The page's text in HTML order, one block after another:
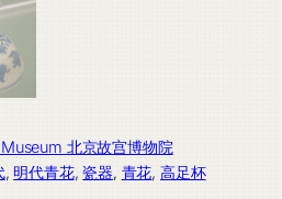
北京故宫博物院
, 明代青花, 瓷器, 青花, 高足杯